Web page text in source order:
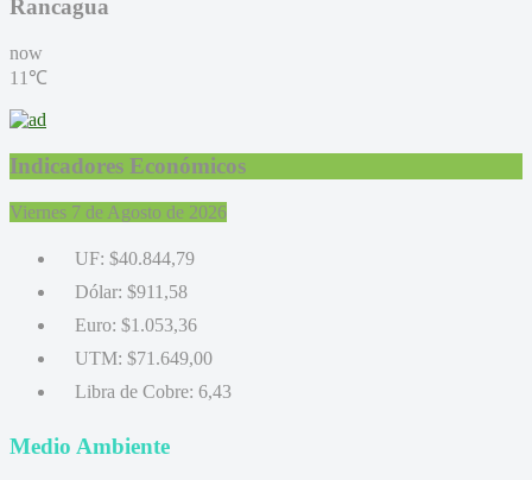
Rancagua
now
11℃
Indicadores Económicos
Viernes 7 de Agosto de 2026
UF: $40.844,79
Dólar: $911,58
Euro: $1.053,36
UTM: $71.649,00
Libra de Cobre: 6,43
Medio Ambiente